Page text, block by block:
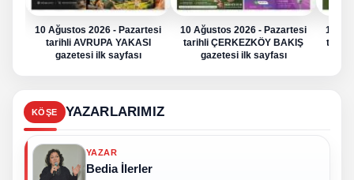
10 Ağustos 2026 - Pazartesi
tarihli AVRUPA YAKASI
gazetesi ilk sayfası
10 Ağustos 2026 - Pazartesi
tarihli ÇERKEZKÖY BAKIŞ
gazetesi ilk sayfası
10
tarihli
KÖŞE YAZARLARIMIZ
YAZAR
Bedia İlerler